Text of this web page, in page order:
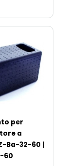
per
a
Ba-32-60 |
60